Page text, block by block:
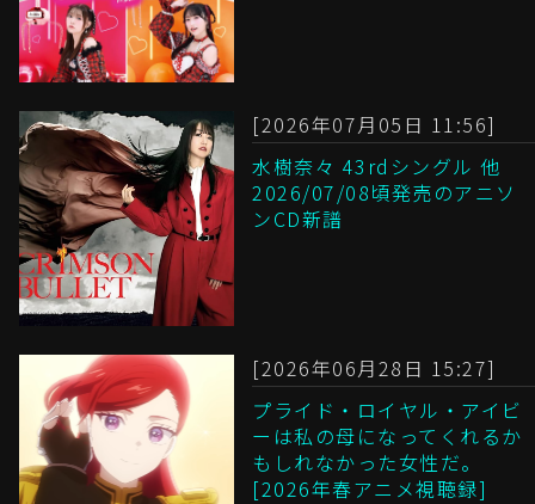
[2026年07月05日 11:56]
水樹奈々 43rdシングル 他
2026/07/08頃発売のアニソ
ンCD新譜
[2026年06月28日 15:27]
プライド・ロイヤル・アイビ
ーは私の母になってくれるか
もしれなかった女性だ。
[2026年春アニメ視聴録]